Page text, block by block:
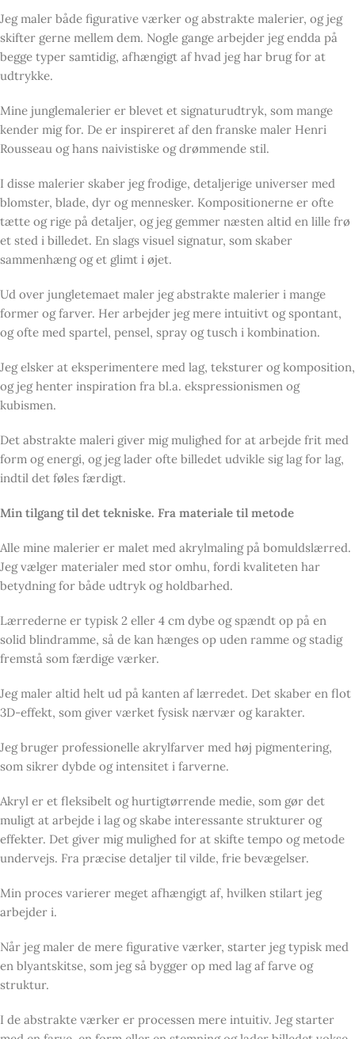
Jeg maler både figurative værker og abstrakte malerier, og jeg
skifter gerne mellem dem. Nogle gange arbejder jeg endda på
begge typer samtidig, afhængigt af hvad jeg har brug for at
udtrykke.
Mine junglemalerier er blevet et signaturudtryk, som mange
kender mig for. De er inspireret af den franske maler Henri
Rousseau og hans naivistiske og drømmende stil.
I disse malerier skaber jeg frodige, detaljerige universer med
blomster, blade, dyr og mennesker. Kompositionerne er ofte
tætte og rige på detaljer, og jeg gemmer næsten altid en lille frø
et sted i billedet. En slags visuel signatur, som skaber
sammenhæng og et glimt i øjet.
Ud over jungletemaet maler jeg abstrakte malerier i mange
former og farver. Her arbejder jeg mere intuitivt og spontant,
og ofte med spartel, pensel, spray og tusch i kombination.
Jeg elsker at eksperimentere med lag, teksturer og komposition,
og jeg henter inspiration fra bl.a. ekspressionismen og
kubismen.
Det abstrakte maleri giver mig mulighed for at arbejde frit med
form og energi, og jeg lader ofte billedet udvikle sig lag for lag,
indtil det føles færdigt.
Min tilgang til det tekniske. Fra materiale til metode
Alle mine malerier er malet med akrylmaling på bomuldslærred.
Jeg vælger materialer med stor omhu, fordi kvaliteten har
betydning for både udtryk og holdbarhed.
Lærrederne er typisk 2 eller 4 cm dybe og spændt op på en
solid blindramme, så de kan hænges op uden ramme og stadig
fremstå som færdige værker.
Jeg maler altid helt ud på kanten af lærredet. Det skaber en flot
3D-effekt, som giver værket fysisk nærvær og karakter.
Jeg bruger professionelle akrylfarver med høj pigmentering,
som sikrer dybde og intensitet i farverne.
Akryl er et fleksibelt og hurtigtørrende medie, som gør det
muligt at arbejde i lag og skabe interessante strukturer og
effekter. Det giver mig mulighed for at skifte tempo og metode
undervejs. Fra præcise detaljer til vilde, frie bevægelser.
Min proces varierer meget afhængigt af, hvilken stilart jeg
arbejder i.
Når jeg maler de mere figurative værker, starter jeg typisk med
en blyantskitse, som jeg så bygger op med lag af farve og
struktur.
I de abstrakte værker er processen mere intuitiv. Jeg starter